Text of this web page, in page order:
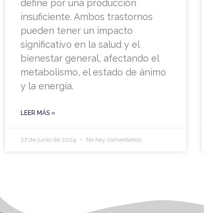
define por una producción
insuficiente. Ambos trastornos
pueden tener un impacto
significativo en la salud y el
bienestar general, afectando el
metabolismo, el estado de ánimo
y la energía.
LEER MÁS »
27 de junio de 2024 No hay comentarios